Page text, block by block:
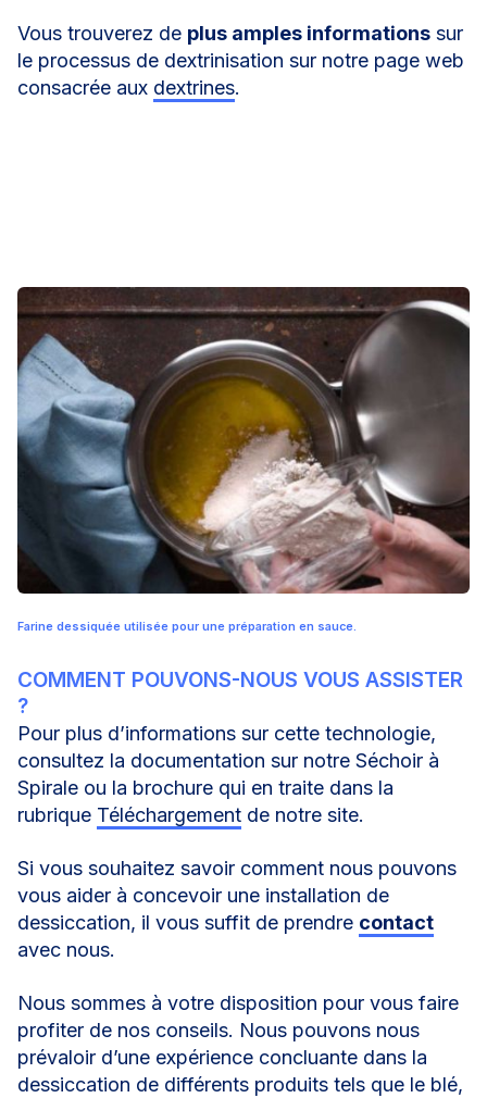
Vous trouverez de plus amples informations sur
le processus de dextrinisation sur notre page web
consacrée aux dextrines.
Farine dessiquée utilisée pour une préparation en sauce.
COMMENT POUVONS-NOUS VOUS ASSISTER
?
Pour plus d’informations sur cette technologie,
consultez la documentation sur notre Séchoir à
Spirale ou la brochure qui en traite dans la
rubrique Téléchargement de notre site.
Si vous souhaitez savoir comment nous pouvons
vous aider à concevoir une installation de
dessiccation, il vous suffit de prendre contact
avec nous.
Nous sommes à votre disposition pour vous faire
profiter de nos conseils. Nous pouvons nous
prévaloir d’une expérience concluante dans la
dessiccation de différents produits tels que le blé,